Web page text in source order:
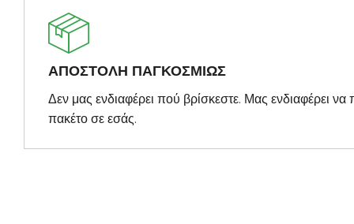
ΑΠΟΣΤΟΛΗ ΠΑΓΚΟΣΜΙΩΣ
Δεν μας ενδιαφέρει πού βρίσκεστε. Μας ενδιαφέρει
πακέτο σε εσάς.